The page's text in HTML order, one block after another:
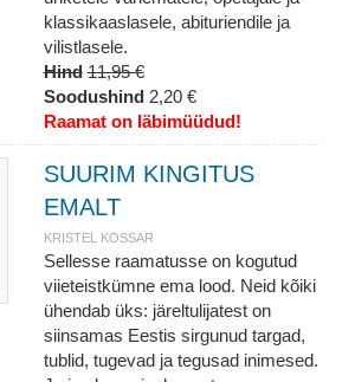
klassikaaslasele, abituriendile ja
vilistlasele.
Hind 11,95 €
Soodushind 2,20 €
Raamat on läbimüüdud!
SUURIM KINGITUS
EMALT
KRISTEL KOSSAR
Sellesse raamatusse on kogutud
viieteistkümne ema lood. Neid kõiki
ühendab üks: järeltulijatest on
siinsamas Eestis sirgunud targad,
tublid, tugevad ja tegusad inimesed.